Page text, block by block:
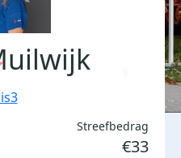
Streefbedrag
€33